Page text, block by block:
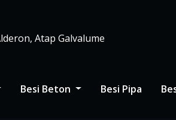
Atap Galvalume
Besi Beton Besi Pipa